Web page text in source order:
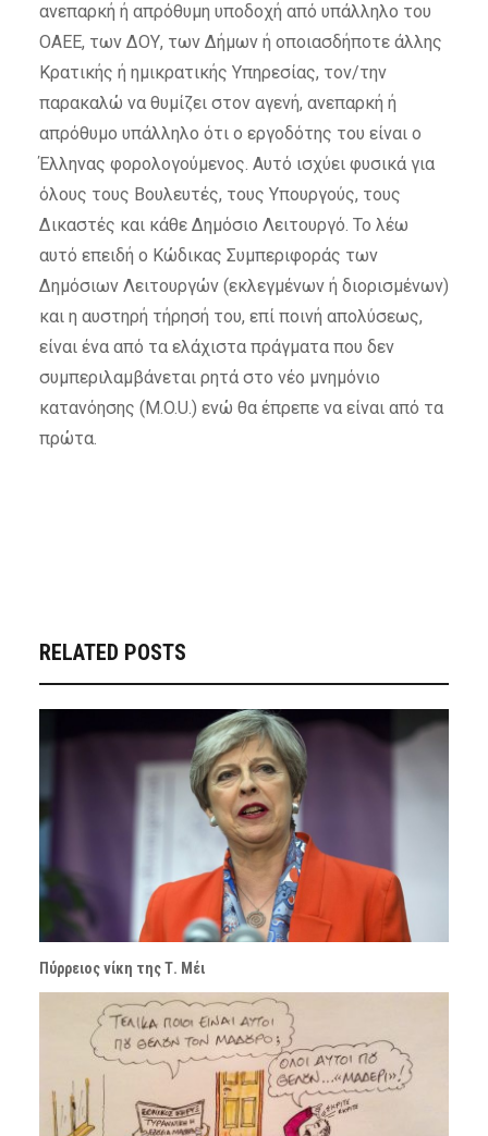
ανεπαρκή ή απρόθυμη υποδοχή από υπάλληλο του
ΟΑΕΕ, των ΔΟΥ, των Δήμων ή οποιασδήποτε άλλης
Κρατικής ή ημικρατικής Υπηρεσίας, τον/την
παρακαλώ να θυμίζει στον αγενή, ανεπαρκή ή
απρόθυμο υπάλληλο ότι ο εργοδότης του είναι ο
Έλληνας φορολογούμενος. Αυτό ισχύει φυσικά για
όλους τους Βουλευτές, τους Υπουργούς, τους
Δικαστές και κάθε Δημόσιο Λειτουργό. Το λέω
αυτό επειδή ο Κώδικας Συμπεριφοράς των
Δημόσιων Λειτουργών (εκλεγμένων ή διορισμένων)
και η αυστηρή τήρησή του, επί ποινή απολύσεως,
είναι ένα από τα ελάχιστα πράγματα που δεν
συμπεριλαμβάνεται ρητά στο νέο μνημόνιο
κατανόησης (M.O.U.) ενώ θα έπρεπε να είναι από τα
πρώτα.
RELATED POSTS
Πύρρειος νίκη της Τ. Μέι